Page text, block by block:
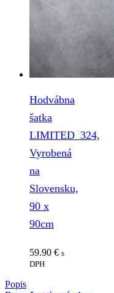
Hodvábna
šatka
LIMITED_324,
Vyrobená
na
Slovensku,
90 x
90cm
59.90 € s
DPH
Popis